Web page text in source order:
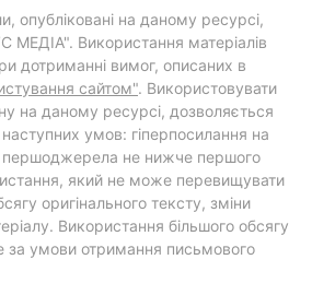
опубліковані на даному ресурсі,
Використання матеріалів
дотриманні вимог, описаних в
сайтом". Використовувати
на даному ресурсі, дозволяється
умов: гіперпосилання на
першоджерела не нижче першого
який не може перевищувати
оригінального тексту, зміни
Використання більшого обсягу
умови отримання письмового